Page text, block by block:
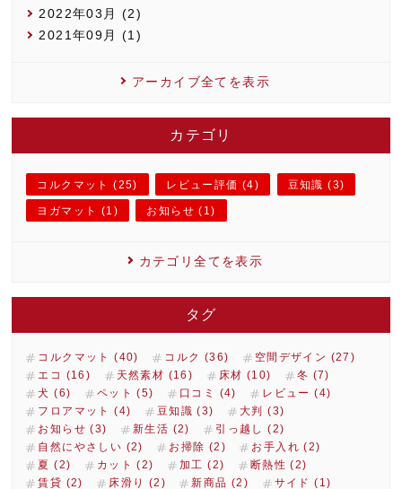
2022年03月 (2)
2021年09月 (1)
アーカイブ全てを表示
カテゴリ
コルクマット (25) レビュー評価 (4) 豆知識 (3)
ヨガマット (1) お知らせ (1)
カテゴリ全てを表示
タグ
コルクマット (40) コルク (36)
空間デザイン (27)
エコ (16)
天然素材 (16) 床材 (10)
冬 (7)
犬 (6)
ペット (5) 口コミ (4)
レビュー (4)
フロアマット (4)
豆知識 (3)
大判 (3)
お知らせ (3)
新生活 (2)
引っ越し (2)
自然にやさしい (2)
お掃除 (2)
お手入れ (2)
夏 (2)
カット (2) 加工 (2)
断熱性 (2)
賃貸 (2)
床滑り (2) 新商品 (2) サイド (1)